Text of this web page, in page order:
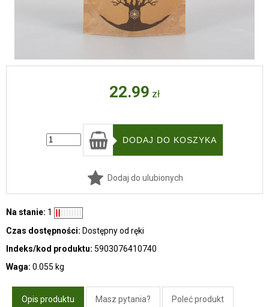
22.99 zł
Dodaj do ulubionych
Na stanie: 1
Czas dostępności: Dostępny od ręki
Indeks/kod produktu: 5903076410740
Waga: 0.055 kg
Opis produktu Masz pytania? Poleć produkt